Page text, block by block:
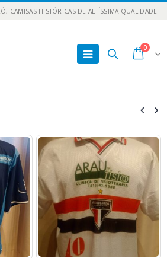
CAMISAS HISTÓRICAS DE ALTÍSSIMA QUALIDADE !
0